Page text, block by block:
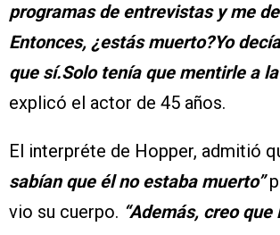
programas de entrevistas y me
Entonces, ¿estás muerto?Yo
que sí.Solo tenía que mentirle a
explicó el actor de 45 años.
El interpréte de Hopper, admitió
sabían que él no estaba muerto”
vio su cuerpo. “Además, creo